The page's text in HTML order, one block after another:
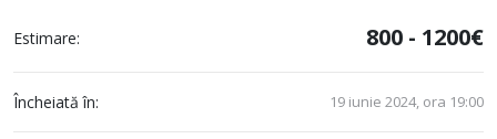
Estimare: 800 - 1200€
Încheiată în: 19 iunie 2024, ora 19:00